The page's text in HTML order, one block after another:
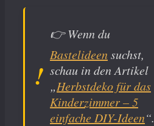
👉Wenn du
Bastelideensuchst,
schau in den Artikel
„Herbstdeko für das
Kinderzimmer – 5
einfache DIY-Ideen“.